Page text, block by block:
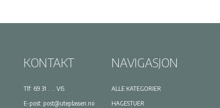
KONTAKT
Tlf: 69 31 .. .. VIS
E-post: post@uteplassen.no
NAVIGASJON
ALLE KATEGORIER
HAGESTUER